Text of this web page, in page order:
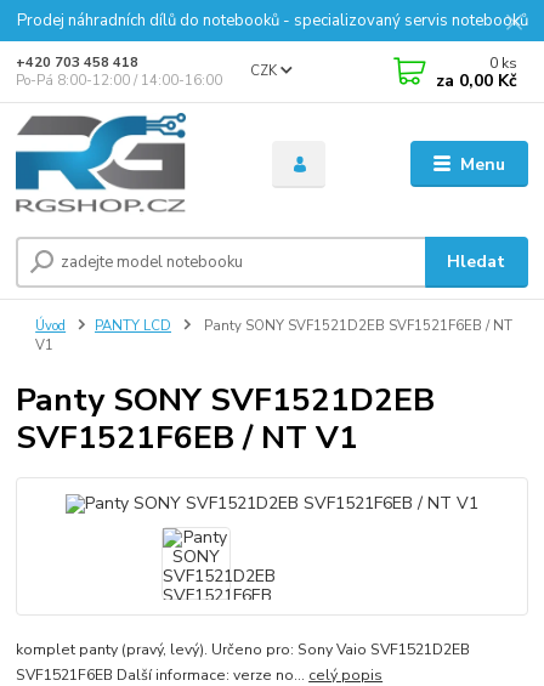
Prodej náhradních dílů do notebooků - specializovaný servis notebooků
Menu
CZK
Hledat
+420 703 458 418
Po-Pá 8:00-12:00 / 14:00-16:00
0 ks
za 0,00 Kč
Úvod PANTY LCD
Panty SONY SVF1521D2EB SVF1521F6EB / NT
V1
Panty SONY SVF1521D2EB
SVF1521F6EB / NT V1
komplet panty (pravý, levý). Určeno pro: Sony Vaio SVF1521D2EB
SVF1521F6EB Další informace: verze no... celý popis